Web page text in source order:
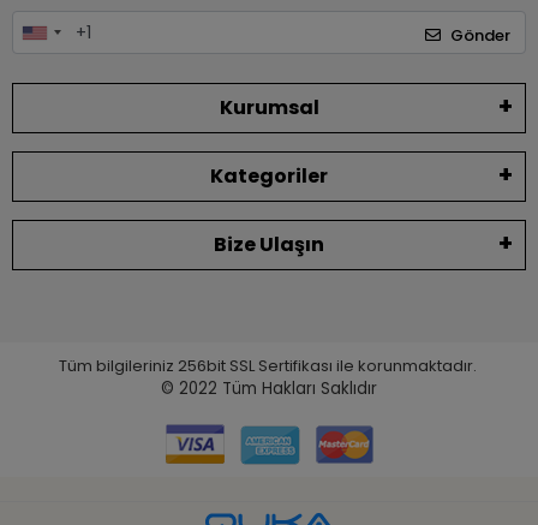
Gönder
Kurumsal
Kategoriler
Bize Ulaşın
Tüm bilgileriniz 256bit SSL Sertifikası ile korunmaktadır.
© 2022 Tüm Hakları Saklıdır